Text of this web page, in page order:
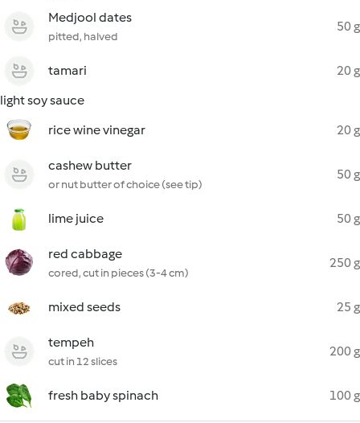
Medjool dates
pitted, halved
50 g
tamari
20 g
light soy sauce
rice wine vinegar
20 g
cashew butter
or nut butter of choice (see tip)
50 g
lime juice 50 g
red cabbage
cored, cut in pieces (3-4 cm)
250 g
mixed seeds 25 g
tempeh
cut in 12 slices
200 g
fresh baby spinach 100 g